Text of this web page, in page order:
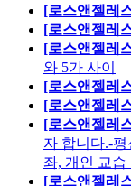
[로스앤젤레
[로스앤젤레
[로스앤젤레
와 5가 사이
[로스앤젤레
[로스앤젤레
[로스앤젤레
자 합니다.-
좌, 개인 교습
[로스앤젤레